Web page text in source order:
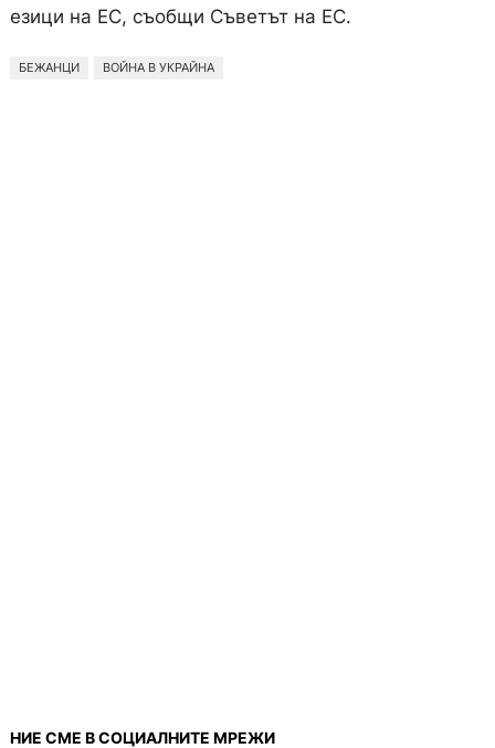
езици на ЕС, съобщи Съветът на ЕС.
БЕЖАНЦИ ВОЙНА В УКРАЙНА
НИЕ СМЕ В СОЦИАЛНИТЕ МРЕЖИ